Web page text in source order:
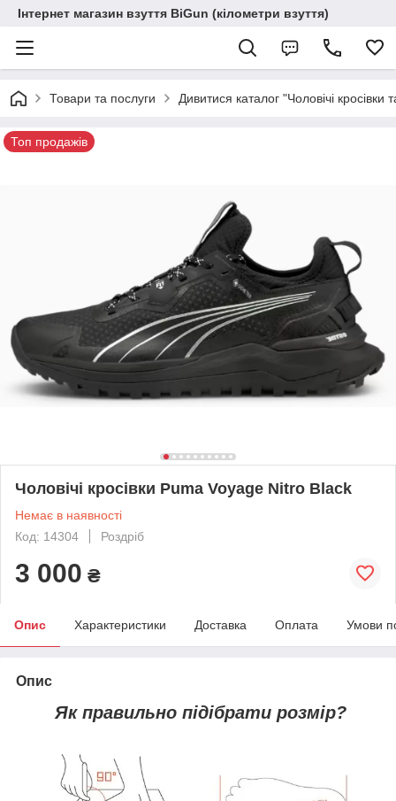
Інтернет магазин взуття BiGun (кілометри взуття)
Товари та послуги Дивитися каталог "Чоловічі кросівки
Топ продажів
Чоловічі кросівки Puma Voyage Nitro Black
Немає в наявності
Код: 14304
Роздріб
3 000 ₴
Опис Характеристики Доставка Оплата Умови
Опис
Як правильно підібрати розмір?